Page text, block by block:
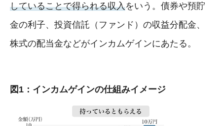
していることで得られる収入をいう。債券や預貯
金の利子、投資信託（ファンド）の収益分配金、
株式の配当金などがインカムゲインにあたる。
図1：インカムゲインの仕組みイメージ